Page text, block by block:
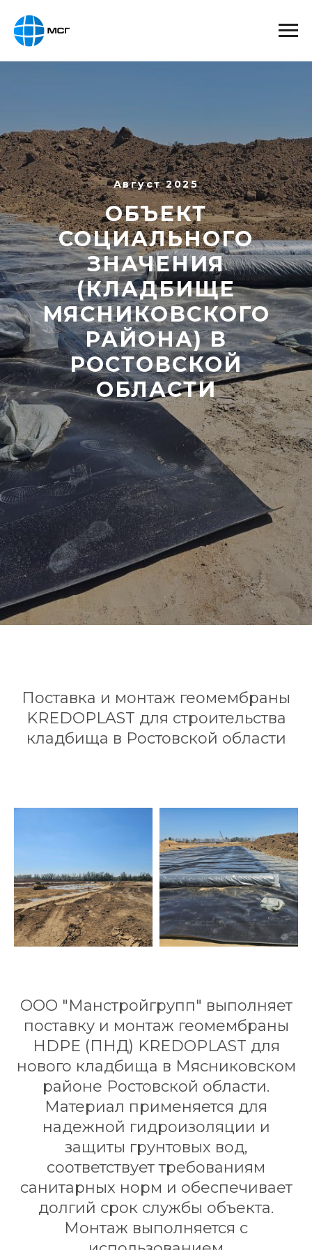
Август 2025
ОБЪЕКТ
СОЦИАЛЬНОГО
ЗНАЧЕНИЯ
(КЛАДБИЩЕ
МЯСНИКОВСКОГО
РАЙОНА) В
РОСТОВСКОЙ
ОБЛАСТИ
Поставка и монтаж геомембраны
KREDOPLAST для строительства
кладбища в Ростовской области
ООО "Манстройгрупп" выполняет
поставку и монтаж геомембраны
HDPE (ПНД) KREDOPLAST для
нового кладбища в Мясниковском
районе Ростовской области.
Материал применяется для
надежной гидроизоляции и
защиты грунтовых вод,
соответствует требованиям
санитарных норм и обеспечивает
долгий срок службы объекта.
Монтаж выполняется с